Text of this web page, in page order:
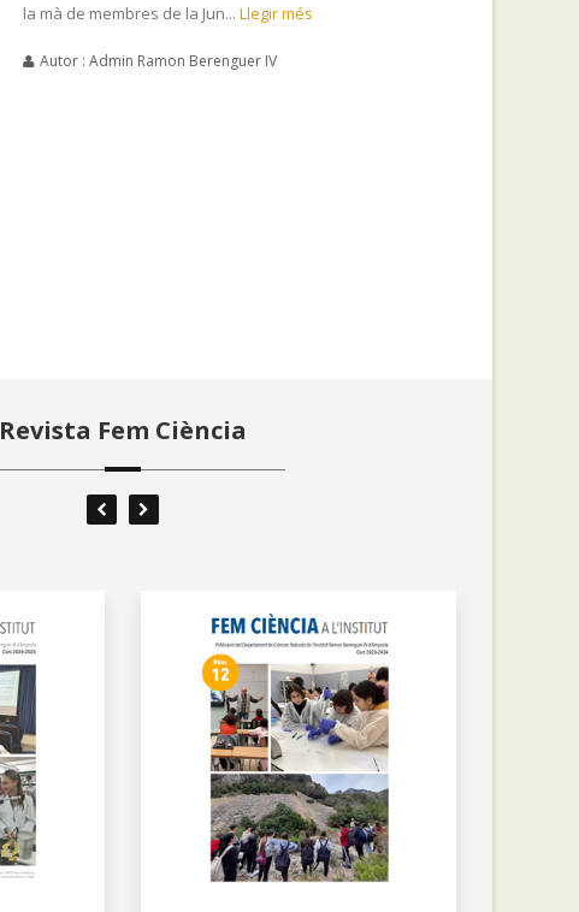
la mà de membres de la Jun... Llegir més
Autor : Admin Ramon Berenguer IV
Revista Fem Ciència